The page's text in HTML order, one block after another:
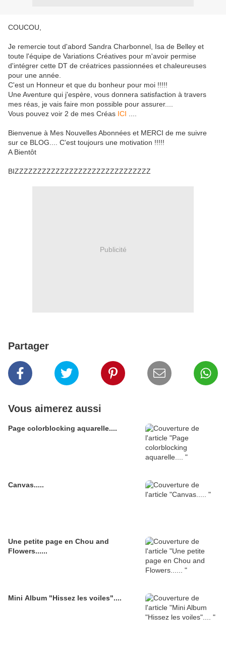
COUCOU,
Je remercie tout d'abord Sandra Charbonnel, Isa de Belley et
toute l'équipe de Variations Créatives pour m'avoir permise
d'intégrer cette DT de créatrices passionnées et chaleureuses
pour une année.
C'est un Honneur et que du bonheur pour moi !!!!!
Une Aventure qui j'espère, vous donnera satisfaction à travers
mes réas, je vais faire mon possible pour assurer....
Vous pouvez voir 2 de mes Créas ICI
Bienvenue à Mes Nouvelles Abonnées et MERCI de me suivre
sur ce BLOG.... C'est toujours une motivation !!!!!
A Bientôt
BIZZZZZZZZZZZZZZZZZZZZZZZZZZZZZZ
Publicité
Partager
Vous aimerez aussi
Page colorblocking aquarelle....
Canvas.....
Une petite page en Chou and
Flowers......
Mini Album "Hissez les voiles"....